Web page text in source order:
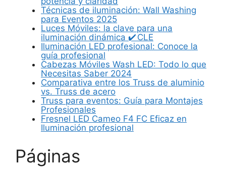
Técnicas de iluminación: Wall Washing
para Eventos 2025
Luces Móviles: la clave para una
iluminación dinámica ✔️ CLE
Iluminación LED profesional: Conoce la
guía profesional
Cabezas Móviles Wash LED: Todo lo que
Necesitas Saber 2024
Comparativa entre los Truss de aluminio
vs. Truss de acero
Truss para eventos: Guía para Montajes
Profesionales
Fresnel LED Cameo F4 FC Eficaz en
Iluminación profesional
Páginas